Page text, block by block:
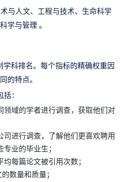
与人文、工程与技术、生命科学
学与管理 。
科排名。每个指标的精确权重因
的特点。
：
领域的学者进行调查，获取他们对
司进行调查，了解他们更喜欢聘用
业的毕业生；
每篇论文被引用次数；
数量和质量；